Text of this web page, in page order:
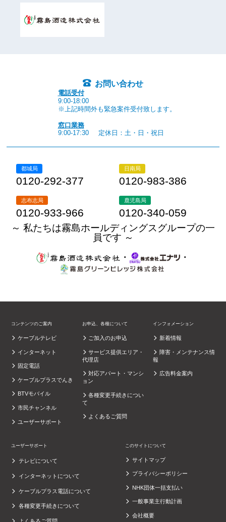
お問い合わせ
電話受付
9:00-18:00
※上記時間外も緊急案件受付致します。
窓口業務
9:00-17:30
定休日：土・日・祝日
都城局
0120-292-377
日南局
0120-983-386
志布志局
0120-933-966
鹿児島局
0120-340-059
～ 私たちは霧島ホールディングスグループの一
員です ～
・
・
コンテンツのご案内
ケーブルテレビ
インターネット
固定電話
ケーブルプラスでんき
BTVモバイル
市民チャンネル
ユーザーサポート
お申込、各種について
ご加入のお申込
サービス提供エリア・
代理店
対応アパート・マンシ
ョン
各種変更手続きについ
て
よくあるご質問
インフォメーション
新着情報
障害・メンテナンス情
報
広告料金案内
ユーザーサポート
テレビについて
インターネットについて
ケーブルプラス電話について
各種変更手続きについて
このサイトについて
サイトマップ
プライバシーポリシー
NHK団体一括支払い
一般事業主行動計画
会社概要